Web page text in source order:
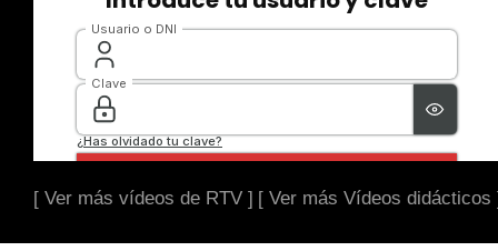
[ Ver más vídeos de RTV ] [ Ver más Vídeos didácticos